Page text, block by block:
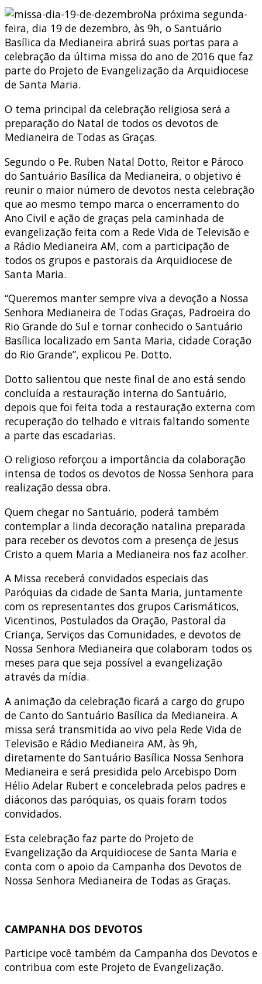
Na próxima segunda-
feira, dia 19 de dezembro, às 9h, o Santuário
Basílica da Medianeira abrirá suas portas para a
celebração da última missa do ano de 2016 que faz
parte do Projeto de Evangelização da Arquidiocese
de Santa Maria.
O tema principal da celebração religiosa será a
preparação do Natal de todos os devotos de
Medianeira de Todas as Graças.
Segundo o Pe. Ruben Natal Dotto, Reitor e Pároco
do Santuário Basílica da Medianeira, o objetivo é
reunir o maior número de devotos nesta celebração
que ao mesmo tempo marca o encerramento do
Ano Civil e ação de graças pela caminhada de
evangelização feita com a Rede Vida de Televisão e
a Rádio Medianeira AM, com a participação de
todos os grupos e pastorais da Arquidiocese de
Santa Maria.
“Queremos manter sempre viva a devoção a Nossa
Senhora Medianeira de Todas Graças, Padroeira do
Rio Grande do Sul e tornar conhecido o Santuário
Basílica localizado em Santa Maria, cidade Coração
do Rio Grande”, explicou Pe. Dotto.
Dotto salientou que neste final de ano está sendo
concluída a restauração interna do Santuário,
depois que foi feita toda a restauração externa com
recuperação do telhado e vitrais faltando somente
a parte das escadarias.
O religioso reforçou a importância da colaboração
intensa de todos os devotos de Nossa Senhora para
realização dessa obra.
Quem chegar no Santuário, poderá também
contemplar a linda decoração natalina preparada
para receber os devotos com a presença de Jesus
Cristo a quem Maria a Medianeira nos faz acolher.
A Missa receberá convidados especiais das
Paróquias da cidade de Santa Maria, juntamente
com os representantes dos grupos Carismáticos,
Vicentinos, Postulados da Oração, Pastoral da
Criança, Serviços das Comunidades, e devotos de
Nossa Senhora Medianeira que colaboram todos os
meses para que seja possível a evangelização
através da mídia.
A animação da celebração ficará a cargo do grupo
de Canto do Santuário Basílica da Medianeira. A
missa será transmitida ao vivo pela Rede Vida de
Televisão e Rádio Medianeira AM, às 9h,
diretamente do Santuário Basílica Nossa Senhora
Medianeira e será presidida pelo Arcebispo Dom
Hélio Adelar Rubert e concelebrada pelos padres e
diáconos das paróquias, os quais foram todos
convidados.
Esta celebração faz parte do Projeto de
Evangelização da Arquidiocese de Santa Maria e
conta com o apoio da Campanha dos Devotos de
Nossa Senhora Medianeira de Todas as Graças.
CAMPANHA DOS DEVOTOS
Participe você também da Campanha dos Devotos e
contribua com este Projeto de Evangelização.